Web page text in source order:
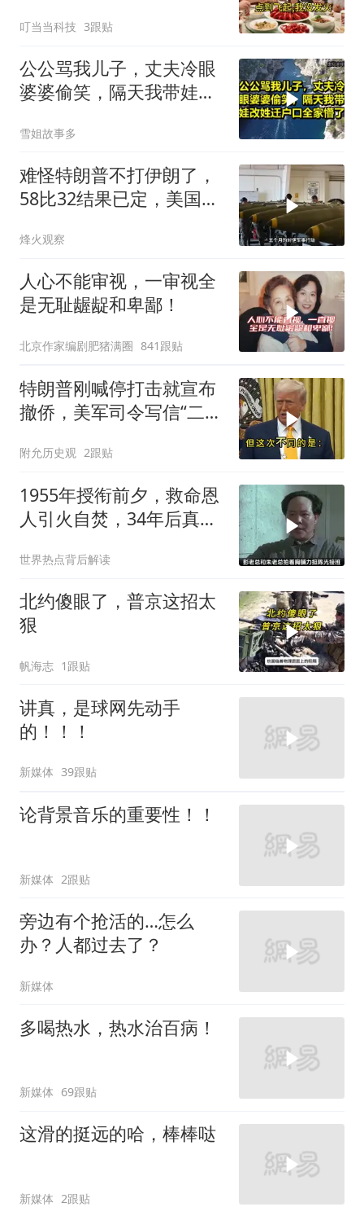
叮当当科技 3跟贴
公公骂我儿子，丈夫冷眼
婆婆偷笑，隔天我带娃改
雪姐故事多
难怪特朗普不打伊朗了，
58比32结果已定，美国专
烽火观察
人心不能审视，一审视全
是无耻龌龊和卑鄙！
北京作家编剧肥猪满圈 841跟贴
特朗普刚喊停打击就宣布
撤侨，美军司令写信“二选
吗？
附允历史观 2跟贴
1955年授衔前夕，救命恩
人引火自焚，34年后真相
世界热点背后解读
北约傻眼了，普京这招太
狠
帆海志 1跟贴
讲真，是球网先动手
的！！！
新媒体 39跟贴
论背景音乐的重要性！！
新媒体 2跟贴
旁边有个抢活的…怎么
办？人都过去了？
新媒体
多喝热水，热水治百病！
新媒体 69跟贴
这滑的挺远的哈，棒棒哒
新媒体 2跟贴